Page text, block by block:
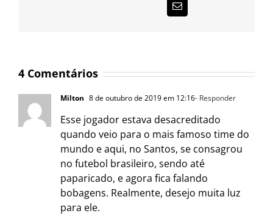
E-
mail
4 Comentários
Milton 8 de outubro de 2019 em 12:16- Responder
Esse jogador estava desacreditado
quando veio para o mais famoso time do
mundo e aqui, no Santos, se consagrou
no futebol brasileiro, sendo até
paparicado, e agora fica falando
bobagens. Realmente, desejo muita luz
para ele.